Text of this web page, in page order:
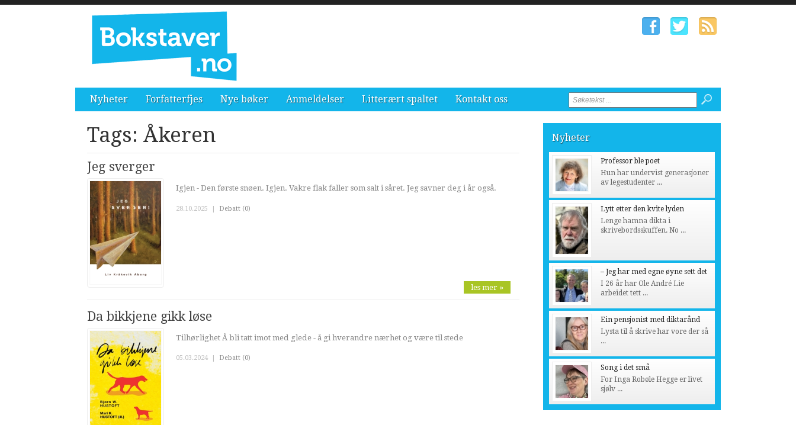
Nyheter Forfatterfjes Nye bøker Anmeldelser Litterært spaltet Kontakt oss
Tags: Åkeren
Jeg sverger
Igjen - Den første snøen. Igjen. Vakre flak faller som salt i såret. Jeg savner deg i år også.
28.10.2025 | Debatt (0)
les mer »
Da bikkjene gikk løse
Tilhørlighet Å bli tatt imot med glede - å gi hverandre nærhet og være til stede
05.03.2024 Debatt (0)
Nyheter
Professor ble poet
Hun har undervist generasjoner
av legestudenter ...
Lytt etter den kvite lyden
Lenge hamna dikta i
skrivebordsskuffen. No ...
– Jeg har med egne øyne sett det
I 26 år har Ole André Lie
arbeidet tett ...
Ein pensjonist med diktarånd
Lysta til å skrive har vore der så
...
Song i det små
For Inga Robøle Hegge er livet
sjølv ...